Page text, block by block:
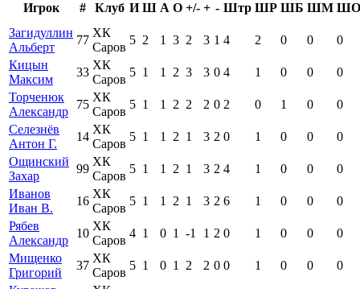
Игрок # Клуб И Ш А О +/- + - Штр ШР ШБ ШМ ШО
Загидуллин
Альберт
77
ХК
Саров
5 2 1 3 2 3 1 4 2 0 0
0
Кицын
Максим
33
ХК
Саров
5 1 1 2 3 3 0 4 1 0 0
0
Торченюк
Александр
75
ХК
Саров
5 1 1 2 2 2 0 2 0 1 0
0
Селезнёв
Антон Г.
14
ХК
Саров
5 1 1 2 1 3 2 0 1 0 0
0
Ощинский
Захар
99
ХК
Саров
5 1 1 2 1 3 2 4 1 0 0
0
Иванов
Иван В.
16
ХК
Саров
5 1 1 2 1 3 2 6 1 0 0
0
Рябев
Александр
10
ХК
Саров
4 1 0 1 -1 1 2 0 1 0 0
0
Мищенко
Григорий
37
ХК
Саров
5 1 0 1 2 2 0 0 1 0 0
0